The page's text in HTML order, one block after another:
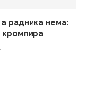
радника нема:
кромпира